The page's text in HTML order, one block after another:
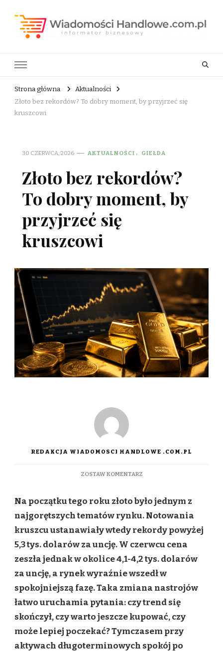
Strona główna
Aktualności
Złoto bez rekordów? To dobry moment, by przyjrzeć się
kruszcowi
30 CZERWCA, 2026 AKTUALNOŚCI GIEŁDA
Złoto bez rekordów?
To dobry moment, by
przyjrzeć się
kruszcowi
REDAKCJA WIADOMOSCI HANDLOWE .COM.PL
ZOSTAW KOMENTARZDO
REKORDÓW?
TO
DOBRY
MOMENT,
PRZYJRZEĆ
SIĘ
KRUSZCOWI
Na początku tego roku złoto było jednym z
najgorętszych tematów rynku. Notowania
kruszcu ustanawiały wtedy rekordy powyżej
5,3 tys. dolarów za uncję. W czerwcu cena
zeszła jednak w okolice 4,1-4,2 tys. dolarów
za uncję, a rynek wyraźnie wszedł w
spokojniejszą fazę. Taka zmiana nastrojów
łatwo uruchamia pytania: czy trend się
skończył, czy warto jeszcze kupować, czy
może lepiej poczekać? Tymczasem przy
aktywach długoterminowych spokój po